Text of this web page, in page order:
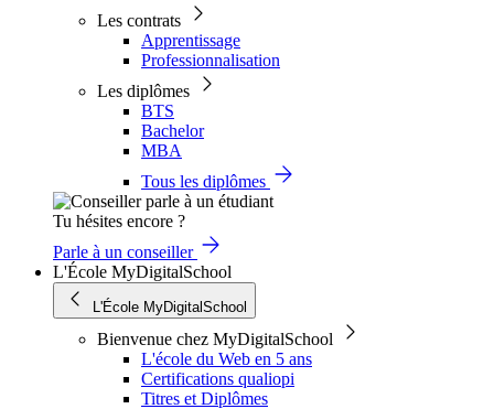
Les contrats
Apprentissage
Professionnalisation
Les diplômes
BTS
Bachelor
MBA
Tous les diplômes
Tu hésites encore ?
Parle à un conseiller
L'École MyDigitalSchool
L'École MyDigitalSchool
Bienvenue chez MyDigitalSchool
L'école du Web en 5 ans
Certifications qualiopi
Titres et Diplômes